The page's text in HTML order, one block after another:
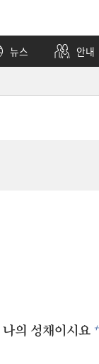
뉴스 안내
의 성채이시요 +